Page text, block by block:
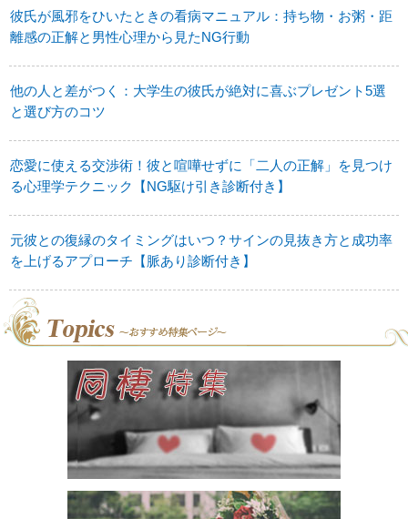
彼氏が風邪をひいたときの看病マニュアル：持ち物・お粥・距
離感の正解と男性心理から見たNG行動
他の人と差がつく：大学生の彼氏が絶対に喜ぶプレゼント5選
と選び方のコツ
恋愛に使える交渉術！彼と喧嘩せずに「二人の正解」を見つけ
る心理学テクニック【NG駆け引き診断付き】
元彼との復縁のタイミングはいつ？サインの見抜き方と成功率
を上げるアプローチ【脈あり診断付き】